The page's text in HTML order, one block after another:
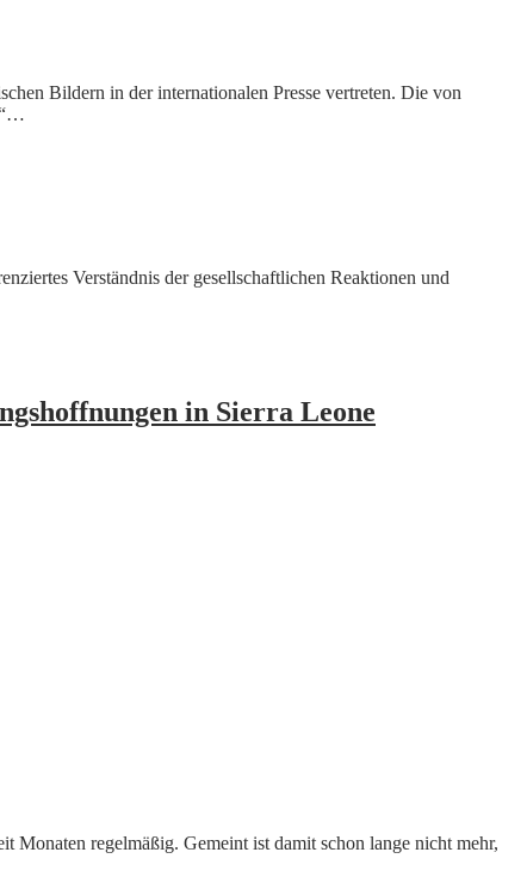
Bildern in der internationalen Presse vertreten. Die von
Verständnis der gesellschaftlichen Reaktionen und
in Sierra Leone
Monaten regelmäßig. Gemeint ist damit schon lange nicht mehr,